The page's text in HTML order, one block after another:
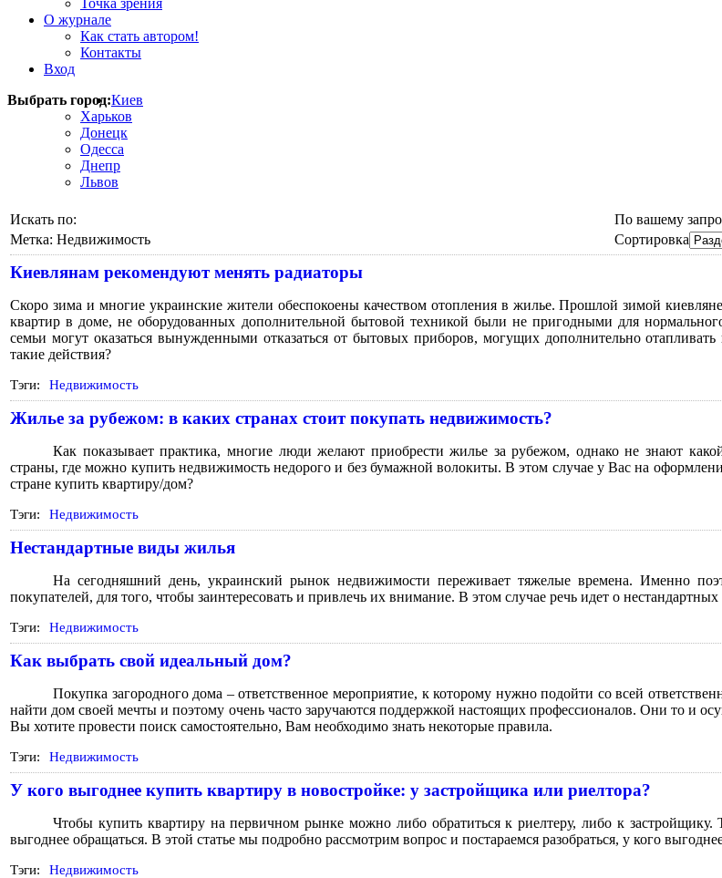
Точка зрения
О журнале
Как стать автором!
Контакты
Вход
Выбрать город:Киев
Харьков
Донецк
Одесса
Днепр
Львов
Искать по:
По вашему
Метка: Недвижимость Сортировка
Киевлянам рекомендуют менять радиаторы
Скоро зима и многие украинские жители обеспокоены качеством отопления в жилье. Прошлой зимой
квартир в доме, не оборудованных дополнительной бытовой техникой были не пригодными для
семьи могут оказаться вынужденными отказаться от бытовых приборов, могущих дополнительно
такие действия?
Тэги: Недвижимость
Жилье за рубежом: в каких странах стоит покупать недвижимость?
Как показывает практика, многие люди желают приобрести жилье за рубежом, однако не знают
страны, где можно купить недвижимость недорого и без бумажной волокиты. В этом случае у Вас на
стране купить квартиру/дом?
Тэги: Недвижимость
Нестандартные виды жилья
На сегодняшний день, украинский рынок недвижимости переживает тяжелые времена. Именно
покупателей, для того, чтобы заинтересовать и привлечь их внимание. В этом случае речь идет о
Тэги: Недвижимость
Как выбрать свой идеальный дом?
Покупка загородного дома – ответственное мероприятие, к которому нужно подойти со всей
найти дом своей мечты и поэтому очень часто заручаются поддержкой настоящих профессионалов. Они то и
Вы хотите провести поиск самостоятельно, Вам необходимо знать некоторые правила.
Тэги: Недвижимость
У кого выгоднее купить квартиру в новостройке: у застройщика или риелтора?
Чтобы купить квартиру на первичном рынке можно либо обратиться к риелтеру, либо к
выгоднее обращаться. В этой статье мы подробно рассмотрим вопрос и постараемся разобраться, у кого
Тэги: Недвижимость